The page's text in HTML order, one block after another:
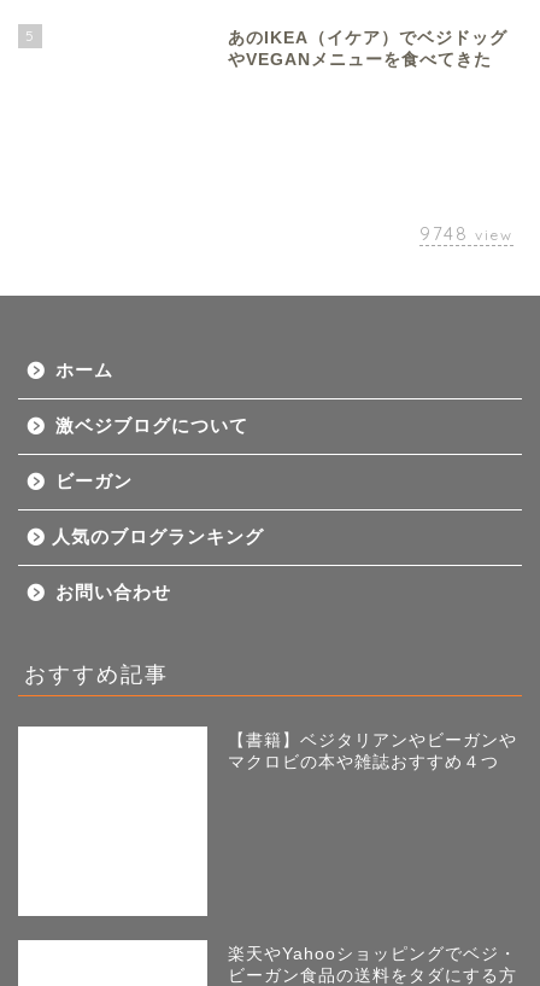
5
あのIKEA（イケア）でベジドッグ
やVEGANメニューを食べてきた
9748 view
ホーム
激ベジブログについて
ビーガン
人気のブログランキング
お問い合わせ
おすすめ記事
【書籍】ベジタリアンやビーガンや
マクロビの本や雑誌おすすめ４つ
楽天やYahooショッピングでベジ・
ビーガン食品の送料をタダにする方